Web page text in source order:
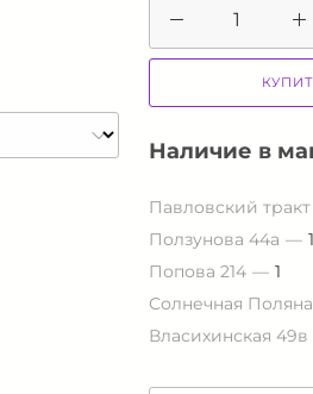
Наличие в
Павловский тракт
Ползунова 44а
1
Попова 214
1
Солнечная
Власихинская 49в